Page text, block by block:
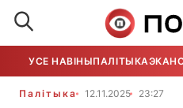
УСЕ НАВІНЫПАЛІТЫКА
Палітыка 12.11.2025 23:27